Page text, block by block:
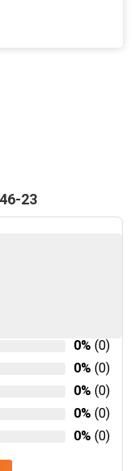
23
0% (0)
0% (0)
0% (0)
0% (0)
0% (0)